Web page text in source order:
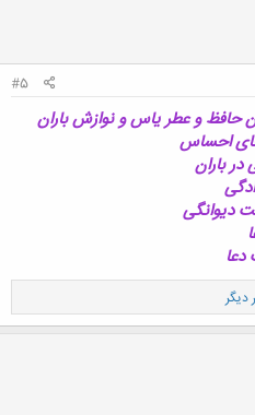
#5
حافظ و عطر یاس و نوازش باران
احساس
باران
دیوانگی